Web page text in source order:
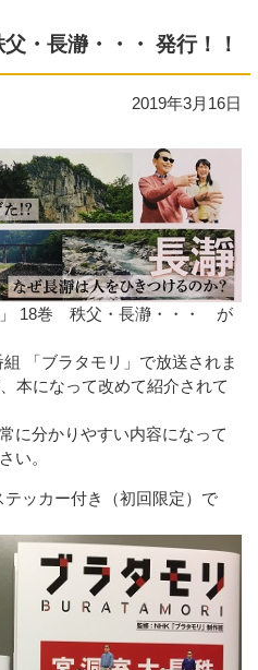
父・長瀞・・・ 発行！！
2019年3月16日
」 18巻 秩父・長瀞・・・ が
「ブラタモリ」で放送されま
本になって改めて紹介されて
に分かりやすい内容になって
い。
ッカー付き（初回限定）で